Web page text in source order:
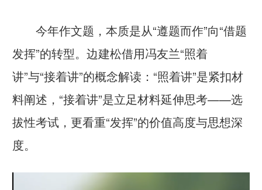
今年作文题，本质是从“遵题而作”向“借题
发挥”的转型。边建松借用冯友兰“照着
讲”与“接着讲”的概念解读：“照着讲”是紧扣材
料阐述，“接着讲”是立足材料延伸思考——选
拔性考试，更看重“发挥”的价值高度与思想深
度。